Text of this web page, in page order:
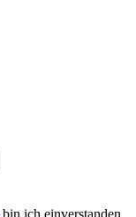
bin ich einverstanden